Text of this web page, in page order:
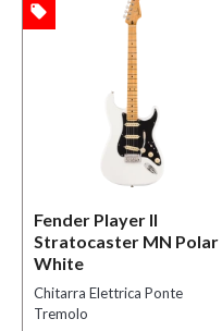
Fender Player II
Stratocaster MN Polar
White
Chitarra Elettrica Ponte
Tremolo
local_offer